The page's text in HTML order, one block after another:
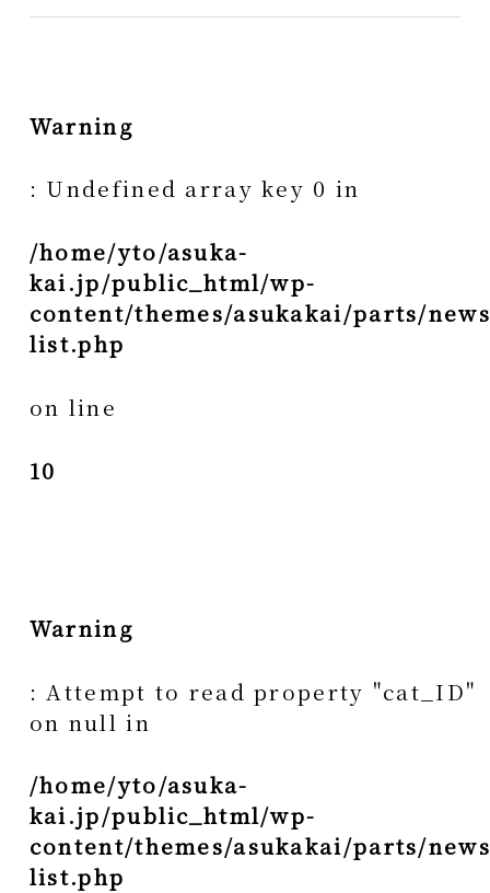
Warning
: Undefined array key 0 in
/home/yto/asuka-
kai.jp/public_html/wp-
content/themes/asukakai/parts/
list.php
on line
10
Warning
: Attempt to read property "cat_ID"
on null in
/home/yto/asuka-
kai.jp/public_html/wp-
content/themes/asukakai/parts/
list.php